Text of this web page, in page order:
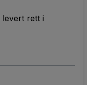
levert rett i